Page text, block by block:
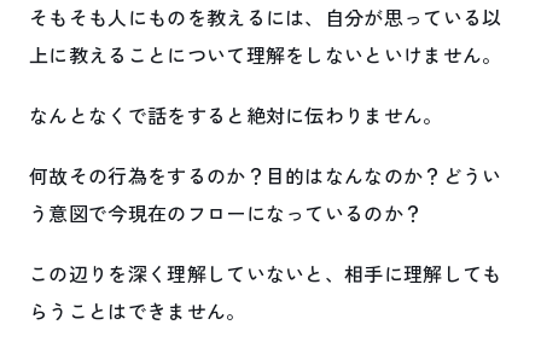
そもそも人にものを教えるには、自分が思っている以
上に教えることについて理解をしないといけません。
なんとなくで話をすると絶対に伝わりません。
何故その行為をするのか？目的はなんなのか？どうい
う意図で今現在のフローになっているのか？
この辺りを深く理解していないと、相手に理解しても
らうことはできません。